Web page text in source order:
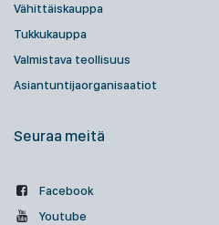
Vähittäiskauppa
Tukkukauppa
Valmistava teollisuus
Asiantuntijaorganisaatiot
Seuraa meitä
Facebook
Youtube